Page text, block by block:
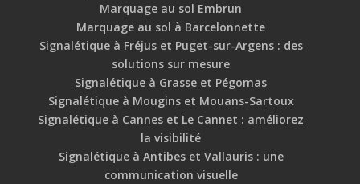
Marquage au sol Embrun
Marquage au sol à Barcelonnette
Signalétique à Fréjus et Puget-sur-Argens : des
solutions sur mesure
Signalétique à Grasse et Pégomas
Signalétique à Mougins et Mouans-Sartoux
Signalétique à Cannes et Le Cannet : améliorez
la visibilité
Signalétique à Antibes et Vallauris : une
communication visuelle